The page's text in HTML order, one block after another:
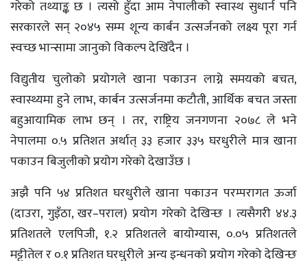
गरेको तथ्याङ्क छ । त्यसो हुँदा आम नेपालीको स्वास्थ सुधार्न पनि
सरकारले सन् २०४५ सम्म शून्य कार्बन उत्सर्जनको लक्ष्य पूरा गर्न
स्वच्छ भान्सामा जानुको विकल्प देखिँदैन ।
विद्युतीय चुलोको प्रयोगले खाना पकाउन लाग्ने समयको बचत,
स्वास्थ्यमा हुने लाभ, कार्बन उत्सर्जनमा कटौती, आर्थिक बचत जस्ता
बहुआयामिक लाभ छन् । तर, राष्ट्रिय जनगणना २०७८ ले भने
नेपालमा ०.५ प्रतिशत अर्थात् ३३ हजार ३३५ घरधुरीले मात्र खाना
पकाउन बिजुलीको प्रयोग गरेको देखाउँछ ।
अझै पनि ५४ प्रतिशत घरधुरीले खाना पकाउन परम्परागत ऊर्जा
(दाउरा, गुइँठा, खर–पराल) प्रयोग गरेको देखिन्छ । त्यसैगरी ४४.३
प्रतिशतले एलपिजी, १.२ प्रतिशतले बायोग्यास, ०.०५ प्रतिशतले
मट्टीतेल र ०.१ प्रतिशत घरधुरीले अन्य इन्धनको प्रयोग गरेको देखिन्छ